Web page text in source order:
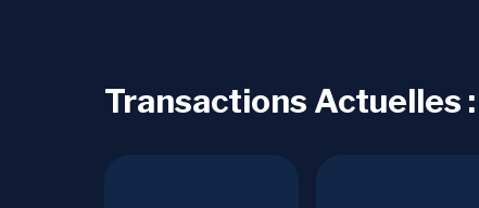
Transactions Actuelles